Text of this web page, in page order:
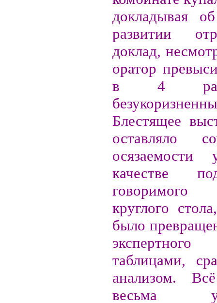
докладывая
развитии
доклад,
оратор
в 4
Блестящее
оставляло
осязаемости
качестве
говоримого
круглого
было
таблицами,
анализом.
весьма